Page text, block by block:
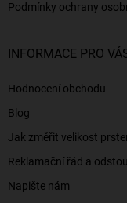
Podmínky ochrany
INFORMACE PRO
Hodnocení obchodu
Blog
Jak změřit velikost
Reklamační řád a
Napište nám